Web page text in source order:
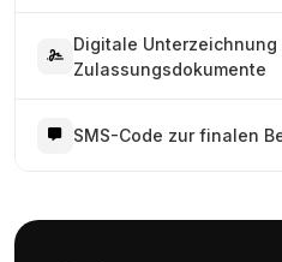
Digitale Unterzeichnung
Zulassungsdokumente
SMS-Code zur finalen